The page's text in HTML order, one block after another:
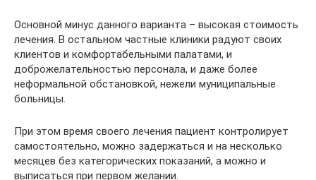
Основной минус данного варианта – высокая стоимость
лечения. В остальном частные клиники радуют своих
клиентов и комфортабельными палатами, и
доброжелательностью персонала, и даже более
неформальной обстановкой, нежели муниципальные
больницы.
При этом время своего лечения пациент контролирует
самостоятельно, можно задержаться и на несколько
месяцев без категорических показаний, а можно и
выписаться при первом желании.